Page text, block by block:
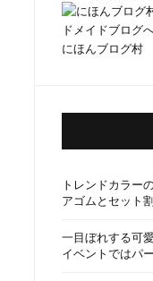
にほんブログ村
トレンドカラー
アゴムとセット
一目ぼれする可
イベントではパ